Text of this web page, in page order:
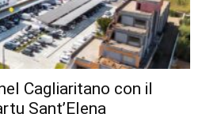
Cagliaritano con il
Sant’Elena